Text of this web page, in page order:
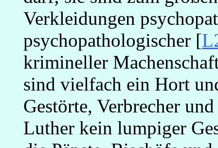
Verkleidungen
psychopathologischer [
krimineller
sind vielfach ein Hort
Gestörte, Verbrecher
Luther kein lumpiger